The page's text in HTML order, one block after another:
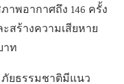
าพอากาศถึง 146 ครั้ง
สร้างความเสียหาย
าท
ยธรรมชาติมีแนว